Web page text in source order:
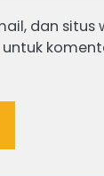
dan situs